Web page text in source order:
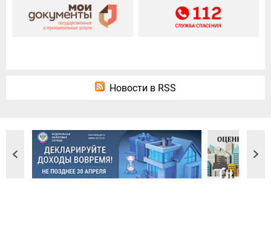
Новости в RSS